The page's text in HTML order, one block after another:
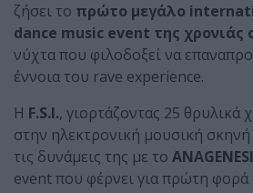
ζήσει το πρώτο μεγάλο
dance music event της χρονιάς
νύχτα που φιλοδοξεί να
έννοια του rave experience.
Η F.S.I., γιορτάζοντας 25 θρυλικά
στην ηλεκτρονική μουσική
τις δυνάμεις της με το
event που φέρνει για πρώτη φορά